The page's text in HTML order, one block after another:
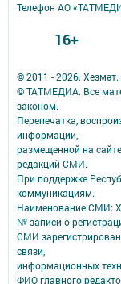
© 2011 - 2026.
© ТАТМЕДИА. Все
законом.
Перепечатка,
информации,
размещенной на
редакций СМИ.
При поддержке
коммуникациям.
Наименование СМИ:
№ записи о
СМИ
связи,
информационных
ФИО главного
Телефон АО
16+